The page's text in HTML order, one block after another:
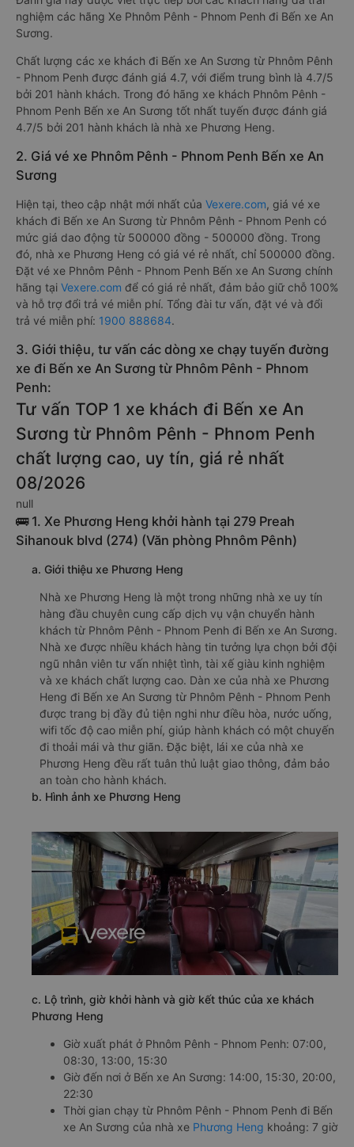
nghiệm các hãng Xe Phnôm Pênh - Phnom Penh đi Bến xe An
Sương.
Chất lượng các xe khách đi Bến xe An Sương từ Phnôm Pênh
- Phnom Penh được đánh giá 4.7, với điểm trung bình là 4.7/5
bởi 201 hành khách. Trong đó hãng xe khách Phnôm Pênh -
Phnom Penh Bến xe An Sương tốt nhất tuyến được đánh giá
4.7/5 bởi 201 hành khách là nhà xe Phương Heng.
2. Giá vé xe Phnôm Pênh - Phnom Penh Bến xe An
Sương
Hiện tại, theo cập nhật mới nhất của Vexere.com, giá vé xe
khách đi Bến xe An Sương từ Phnôm Pênh - Phnom Penh có
mức giá dao động từ 500000 đồng - 500000 đồng. Trong
đó, nhà xe Phương Heng có giá vé rẻ nhất, chỉ 500000 đồng.
Đặt vé xe Phnôm Pênh - Phnom Penh Bến xe An Sương chính
hãng tại Vexere.com để có giá rẻ nhất, đảm bảo giữ chỗ 100%
và hỗ trợ đổi trả vé miễn phí. Tổng đài tư vấn, đặt vé và đổi
trả vé miễn phí: 1900 888684.
3. Giới thiệu, tư vấn các dòng xe chạy tuyến đường
xe đi Bến xe An Sương từ Phnôm Pênh - Phnom
Penh:
Tư vấn TOP 1 xe khách đi Bến xe An
Sương từ Phnôm Pênh - Phnom Penh
chất lượng cao, uy tín, giá rẻ nhất
08/2026
null
🚌 1. Xe Phương Heng khởi hành tại 279 Preah
Sihanouk blvd (274) (Văn phòng Phnôm Pênh)
a. Giới thiệu xe Phương Heng
Nhà xe Phương Heng là một trong những nhà xe uy tín
hàng đầu chuyên cung cấp dịch vụ vận chuyển hành
khách từ Phnôm Pênh - Phnom Penh đi Bến xe An Sương.
Nhà xe được nhiều khách hàng tin tưởng lựa chọn bởi đội
ngũ nhân viên tư vấn nhiệt tình, tài xế giàu kinh nghiệm
và xe khách chất lượng cao. Dàn xe của nhà xe Phương
Heng đi Bến xe An Sương từ Phnôm Pênh - Phnom Penh
được trang bị đầy đủ tiện nghi như điều hòa, nước uống,
wifi tốc độ cao miễn phí, giúp hành khách có một chuyến
đi thoải mái và thư giãn. Đặc biệt, lái xe của nhà xe
Phương Heng đều rất tuân thủ luật giao thông, đảm bảo
an toàn cho hành khách.
b. Hình ảnh xe Phương Heng
c. Lộ trình, giờ khởi hành và giờ kết thúc của xe khách
Phương Heng
Giờ xuất phát ở Phnôm Pênh - Phnom Penh: 07:00,
08:30, 13:00, 15:30
Giờ đến nơi ở Bến xe An Sương: 14:00, 15:30, 20:00,
22:30
Thời gian chạy từ Phnôm Pênh - Phnom Penh đi Bến
xe An Sương của nhà xe Phương Heng khoảng: 7 giờ